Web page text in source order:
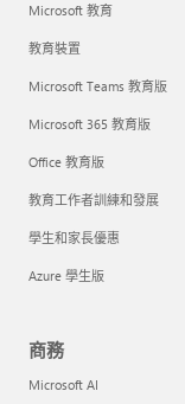
Microsoft 教育
教育裝置
Microsoft Teams 教育版
Microsoft 365 教育版
Office 教育版
教育工作者訓練和發展
學生和家長優惠
Azure 學生版
商務
Microsoft AI